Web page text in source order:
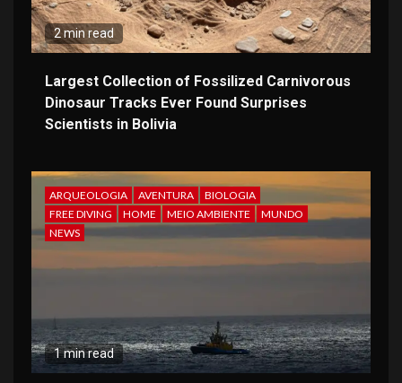
2 min read
Largest Collection of Fossilized Carnivorous
Dinosaur Tracks Ever Found Surprises
Scientists in Bolivia
ARQUEOLOGIA AVENTURA
BIOLOGIA
FREE DIVING
HOME MEIO AMBIENTE
MUNDO
NEWS
1 min read